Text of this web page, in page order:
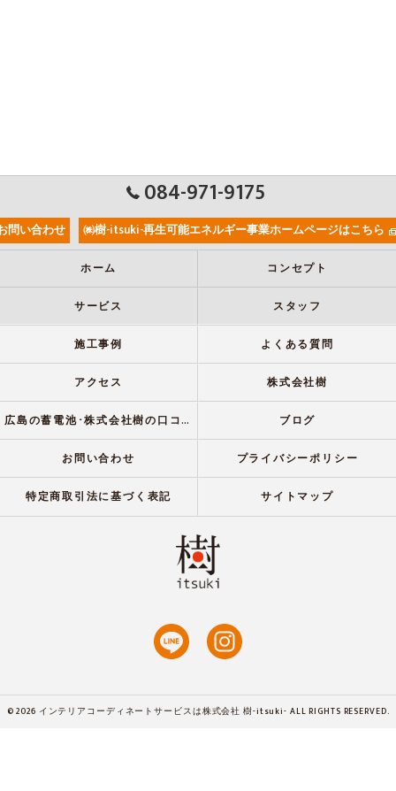
084-971-9175
問い合わせ ㈱樹-itsuki-再生可能エネルギー事業ホームページはこちら
ホーム コンセプト
サービス スタッフ
施工事例 よくある質問
アクセス 株式会社樹
広島の蓄電池･株式会社樹の口コミ情報 ブログ
お問い合わせ プライバシーポリシー
特定商取引法に基づく表記 サイトマップ
© 2026 インテリアコーディネートサービスは株式会社 樹-itsuki- ALL RIGHTS RESERVED.